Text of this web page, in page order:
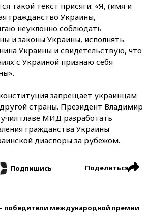
такой текст присяги: «Я, (имя и
гражданство Украины,
неуклонно соблюдать
и законы Украины, исполнять
Украины и свидетельствую, что
с Украиной признаю себя
запрещает украинцам
страны. Президент Владимир
главе МИД разработать
гражданства Украины
диаспоры за рубежом.
Подпишись Поделиться
победители международной премии